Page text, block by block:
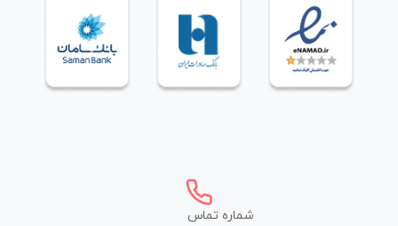
شماره تماس